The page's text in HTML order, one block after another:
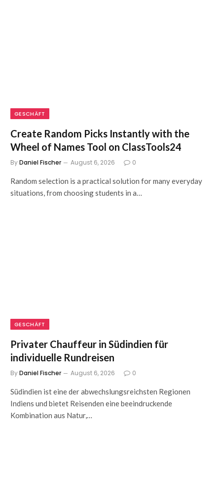
GESCHÄFT
Create Random Picks Instantly with the
Wheel of Names Tool on ClassTools24
ByDaniel Fischer August 6, 2026 0
Random selection is a practical solution for many everyday
situations, from choosing students in a…
GESCHÄFT
Privater Chauffeur in Südindien für
individuelle Rundreisen
ByDaniel Fischer August 6, 2026 0
Südindien ist eine der abwechslungsreichsten Regionen
Indiens und bietet Reisenden eine beeindruckende
Kombination aus Natur,…